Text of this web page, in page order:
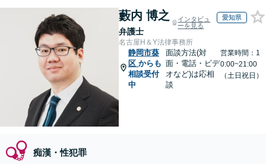
藪内 博之
弁護士
インタビュ
ーを見る
愛知県
名古屋H＆Y法律事務所
静岡市葵
区 からも
相談受付
中
面談方法(対
面・電話・ビデ
オなど)は応相
談
営業時間：1
0:00~21:00
（土日祝日）
痴漢・性犯罪